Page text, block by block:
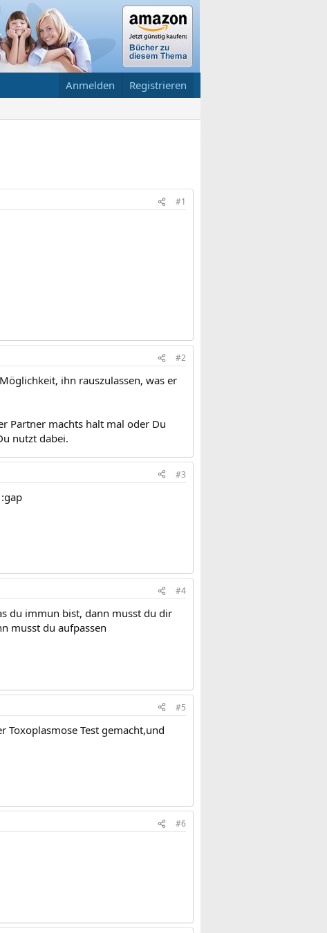
Anmelden Registrieren
#1
#2
ihn rauszulassen, was er
Partner machts halt mal oder Du
nutzt dabei.
#3
#4
du immun bist, dann musst du dir
musst du aufpassen
#5
Toxoplasmose Test gemacht,und
#6